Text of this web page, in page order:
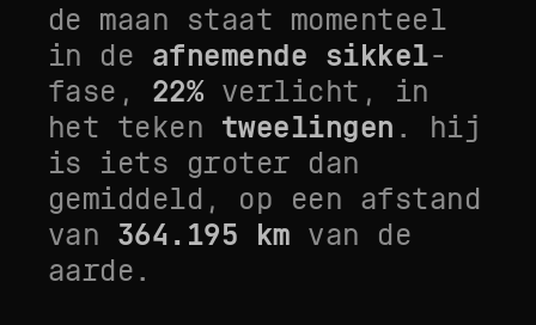
de maan staat momenteel
in de afnemende sikkel-
fase, 22%verlicht, in
het teken tweelingen . hij
is iets groter dan
gemiddeld , op een afstand
van 364.195 km van de
aarde.